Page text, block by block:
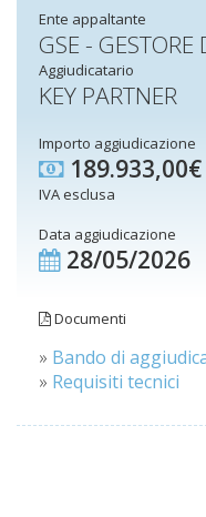
Ente appaltante
GSE - GESTORE
Aggiudicatario
KEY PARTNER
Importo aggiudicazione
189.933,00€
IVA esclusa
Data aggiudicazione
28/05/2026
Documenti
» Bando di
» Requisiti tecnici